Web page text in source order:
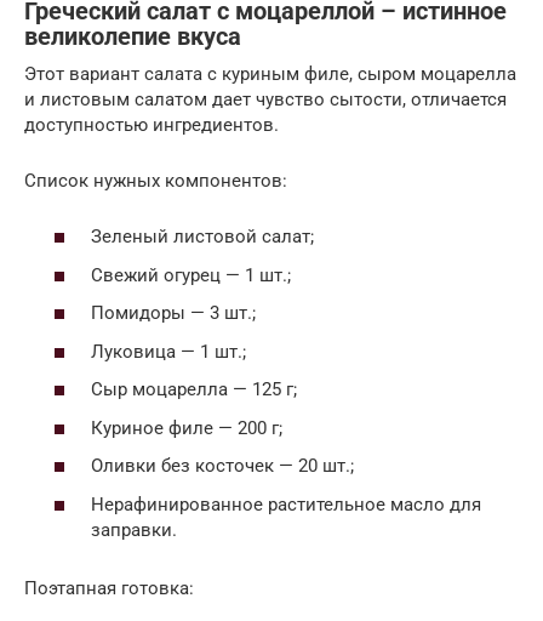
Греческий салат с моцареллой – истинное
великолепие вкуса
Этот вариант салата с куриным филе, сыром моцарелла
и листовым салатом дает чувство сытости, отличается
доступностью ингредиентов.
Список нужных компонентов:
Зеленый листовой салат;
Свежий огурец — 1 шт.;
Помидоры — 3 шт.;
Луковица — 1 шт.;
Сыр моцарелла — 125 г;
Куриное филе — 200 г;
Оливки без косточек — 20 шт.;
Нерафинированное растительное масло для
заправки.
Поэтапная готовка: